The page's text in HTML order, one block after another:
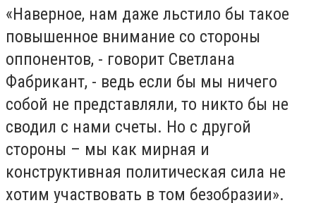
«Наверное, нам даже льстило бы такое
повышенное внимание со стороны
оппонентов, - говорит Светлана
Фабрикант, - ведь если бы мы ничего
собой не представляли, то никто бы не
сводил с нами счеты. Но с другой
стороны – мы как мирная и
конструктивная политическая сила не
хотим участвовать в том безобразии».